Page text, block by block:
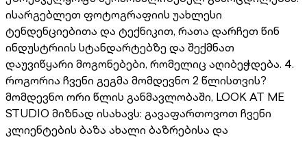
ისარგებლეთ ფოტოგრაფიის უახლესი
ტენდენციებითა და ტექნიკით, რათა დარჩეთ წინ
ინდუსტრიის სტანდარტებზე და შექმნათ
დაუვიწყარი მოგონებები, რომელიც აღიბეჭდება. 4.
როგორია ჩვენი გეგმა მომდევნო 2 წლისთვის?
მომდევნო ორი წლის განმავლობაში, LOOK AT ME
STUDIO მიზნად ისახავს: გავაფართოვოთ ჩვენი
კლიენტების ბაზა ახალი ბაზრებისა და